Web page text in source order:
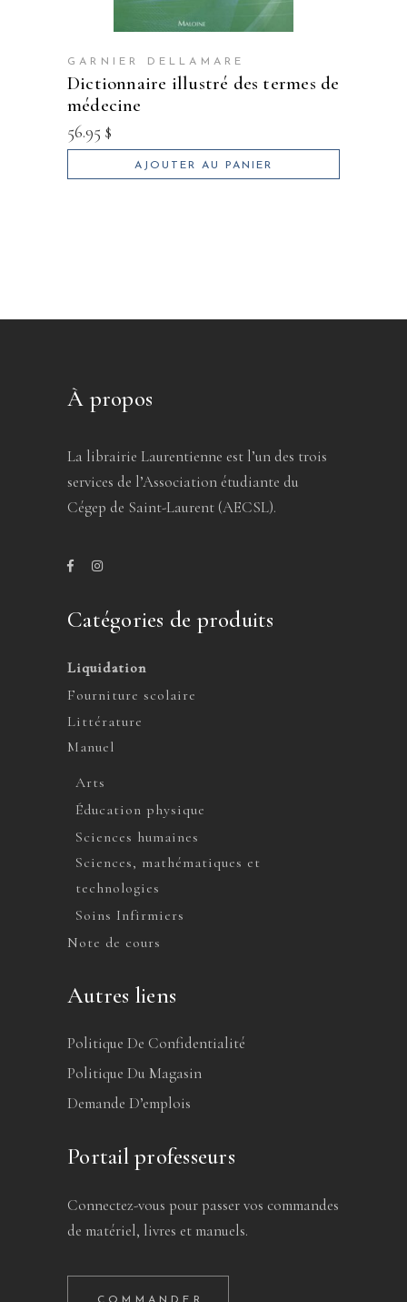
GARNIER DELLAMARE
dictionnaire illustré des termes de
médecine
56.95 $
AJOUTER AU PANIER
À propos
La librairie Laurentienne est l’un des trois
services de l’Association étudiante du
Cégep de Saint-Laurent (AECSL).
Catégories de produits
Liquidation
Fourniture scolaire
Littérature
Manuel
Arts
Éducation physique
Sciences humaines
Sciences, mathématiques et
technologies
Soins Infirmiers
Note de cours
Autres liens
Politique De Confidentialité
Politique Du Magasin
Demande D’emplois
Portail professeurs
Connectez-vous pour passer vos commandes
de matériel, livres et manuels.